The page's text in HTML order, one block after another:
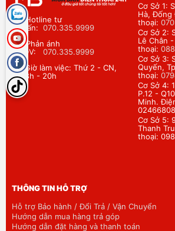
Hotline tư
vấn: 070.335.9999
Phản ánh
DV: 070.335.9999
Giờ làm việc: Thứ 2 - CN,
8h - 20h
Cơ Sở 1:
Hà, Đống
thoại:
Cơ Sở 2:
Lê Chân
thoại:
Cơ Sở 3:
Quyến,
thoại:
Cơ Sở 4:
P.12 -
Minh.
Cơ Sở 5:
Thanh
thoại:
THÔNG TIN HỖ TRỢ
Hỗ trợ Bảo hành / Đổi Trả / Vận Chuyển
Hướng dẫn mua hàng trả góp
Hướng dẫn đặt hàng và thanh toán